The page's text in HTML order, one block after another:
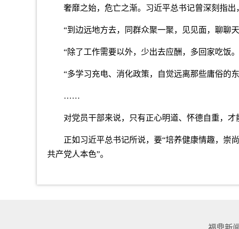
奢靡之始，危亡之渐。习近平总书记曾深刻指出
“到边远地方去，同群众聚一聚，见见面，聊聊
“除了工作需要以外，少出去应酬，多回家吃饭
“多学习充电、消化政策，自觉远离那些庸俗的
……
对党员干部来说，只有正心明道、怀德自重，
正如习近平总书记所说，要“培养健康情趣，崇
共产党人本色”。